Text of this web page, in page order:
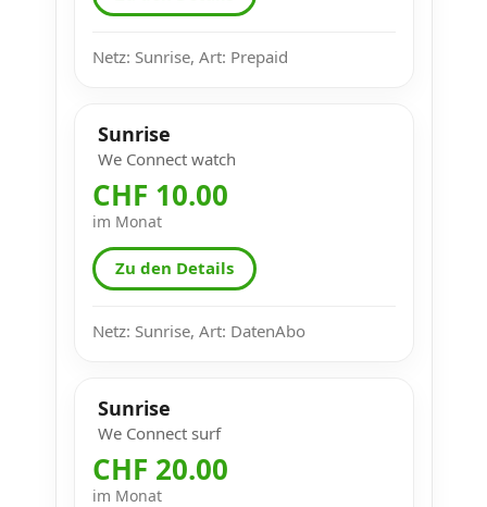
Netz: Sunrise, Art: Prepaid
Sunrise
We Connect watch
CHF 10.00
im Monat
Zu den Details
Netz: Sunrise, Art: DatenAbo
Sunrise
We Connect surf
CHF 20.00
im Monat